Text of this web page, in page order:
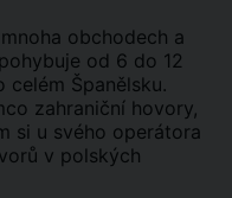
obchodech a
od 6 do 12
Španělsku.
zahraniční hovory,
si u svého operátora
v polských